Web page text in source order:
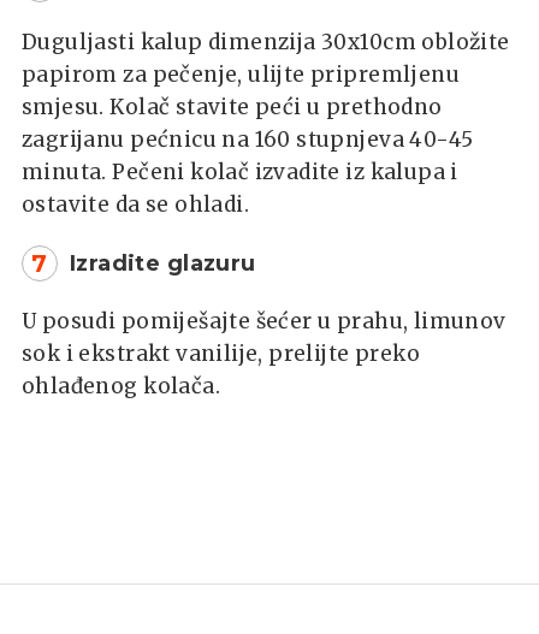
Duguljasti kalup dimenzija 30x10cm obložite
papirom za pečenje, ulijte pripremljenu
smjesu. Kolač stavite peći u prethodno
zagrijanu pećnicu na 160 stupnjeva 40-45
minuta. Pečeni kolač izvadite iz kalupa i
ostavite da se ohladi.
7 Izradite glazuru
U posudi pomiješajte šećer u prahu, limunov
sok i ekstrakt vanilije, prelijte preko
ohlađenog kolača.